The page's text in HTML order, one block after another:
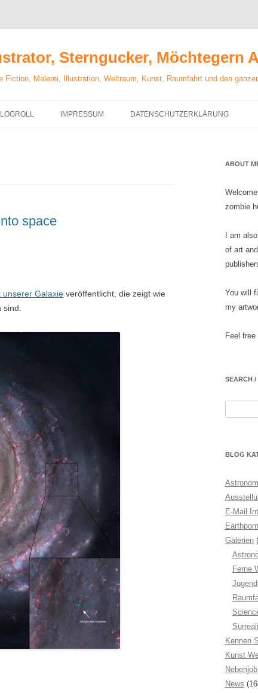
Sterngucker, Möchtegern
Malerei, Illustration, Weltraum, Kunst, Raumfahrt und den
IMPRESSUM DATENSCHUTZERKLÄRUNG
space
unserer Galaxie veröffentlicht, die zeigt wie
ABOUT
zombie
I am
of art
You will
my
Feel
SEARCH /
BLOG
E-Mail
Earthporn
Galerien
Ferne
Kennen
Kunst
Nebenjob
News